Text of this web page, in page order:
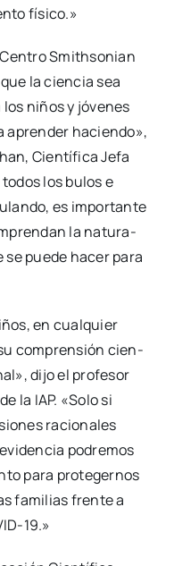
físi­co.»
Smith­so­nian
la cien­cia sea
niños y jóve­nes
apren­der hacien­do»,
Cien­tí­fi­ca Jefa
los bulos e
es impor­tan­te
la natu­ra­
se pue­de hacer para
en cual­quier
com­pren­sión cien­
dijo el pro­fe­sor
la IAP. «Solo si
racio­na­les
podre­mos
para pro­te­ger­nos
fami­lias fren­te a
19.»